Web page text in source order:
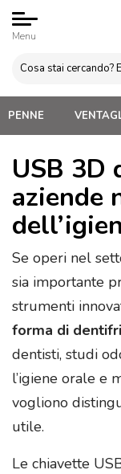
Menu
PENNE
USB 3D
aziende
Se operi nel
sia importante
strumenti
forma di
dentisti, studi
l’igiene orale e
vogliono
utile.
Le chiavette